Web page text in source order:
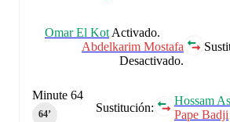
Omar El Kot Activado.
Abdelkarim Mostafa
Desactivado.
Sustitución:
Hossam
Pape Badji
Minute 64
64‎’‎